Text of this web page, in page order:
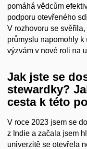
pomáhá vědcům
podporu otevřeného
V rozhovoru se
průmyslu napomohly k
výzvám v nové roli na
Jak jste se
stewardky?
cesta k této
V roce 2023 jsem se
z Indie a začala jsem
univerzitě se otevřela